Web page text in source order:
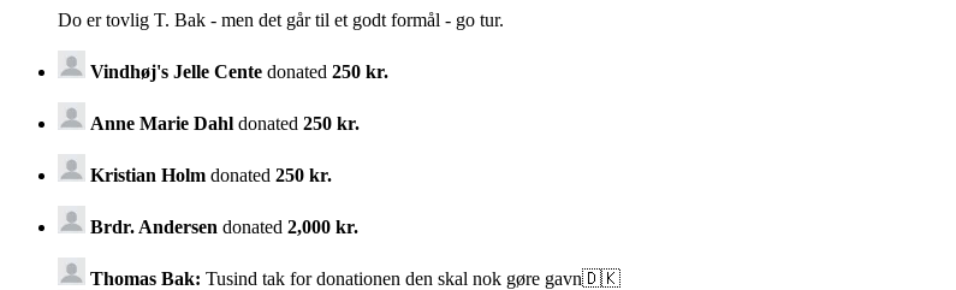
Do er tovlig T. Bak - men det går til et godt formål - go tur.
Vindhøj's Jelle Cente donated 250 kr.
Anne Marie Dahl donated 250 kr.
Kristian Holm donated 250 kr.
Brdr. Andersen donated 2,000 kr.
Thomas Bak: Tusind tak for donationen den skal nok gøre gavn🇩🇰